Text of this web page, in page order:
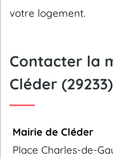
votre logement.
Contacter la
Cléder (29233)
Mairie de Cléder
Place Charles-de-